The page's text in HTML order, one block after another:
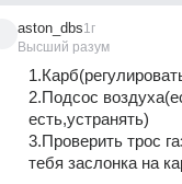
aston_dbs
Высший разум
1г
2.Подсос
есть,устранять)
3.Проверить трос
тебя заслонка на